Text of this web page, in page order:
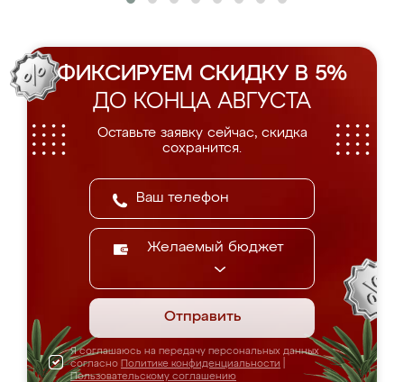
ФИКСИРУЕМ СКИДКУ В 5%
ДО КОНЦА АВГУСТА
Оставьте заявку сейчас, скидка
сохранится.
Желаемый бюджет
Отправить
Я соглашаюсь на передачу персональных данных
согласно Политике конфиденциальности
Пользовательскому соглашению